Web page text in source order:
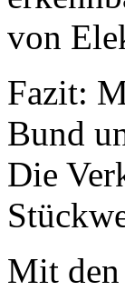
von
Fazit:
Bund
Die
Mit den